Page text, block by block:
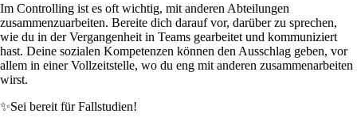
Im Controlling ist es oft wichtig, mit anderen Abteilungen
zusammenzuarbeiten. Bereite dich darauf vor, darüber zu sprechen,
wie du in der Vergangenheit in Teams gearbeitet und kommuniziert
hast. Deine sozialen Kompetenzen können den Ausschlag geben, vor
allem in einer Vollzeitstelle, wo du eng mit anderen zusammenarbeiten
wirst.
✨Sei bereit für Fallstudien!